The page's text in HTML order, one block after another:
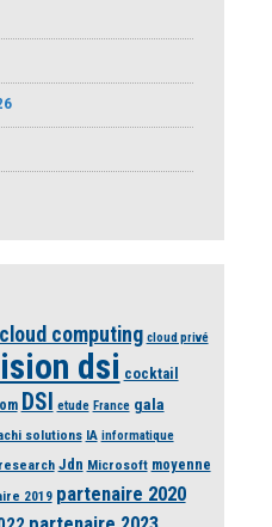
cloud computing cloud privé
dsi cocktail
DSI etude France gala
solutions IA informatique
Jdn Microsoft moyenne
2019 partenaire 2020